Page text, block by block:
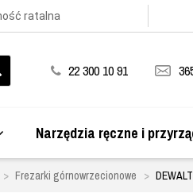
ratalna
22 300 10 91
Narzędzia ręczne i
Frezarki górnowrzecionowe